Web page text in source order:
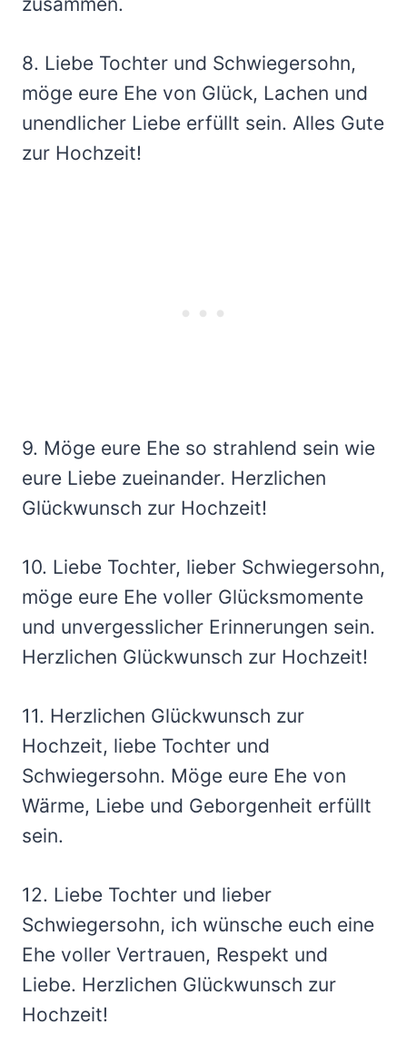
8. Liebe Tochter und Schwiegersohn,
möge eure Ehe von Glück, Lachen und
unendlicher Liebe erfüllt sein. Alles Gute
zur Hochzeit!
9. Möge eure Ehe so strahlend sein wie
eure Liebe zueinander. Herzlichen
Glückwunsch zur Hochzeit!
10. Liebe Tochter, lieber Schwiegersohn,
möge eure Ehe voller Glücksmomente
und unvergesslicher Erinnerungen sein.
Herzlichen Glückwunsch zur Hochzeit!
11. Herzlichen Glückwunsch zur
Hochzeit, liebe Tochter und
Schwiegersohn. Möge eure Ehe von
Wärme, Liebe und Geborgenheit erfüllt
sein.
12. Liebe Tochter und lieber
Schwiegersohn, ich wünsche euch eine
Ehe voller Vertrauen, Respekt und
Liebe. Herzlichen Glückwunsch zur
Hochzeit!